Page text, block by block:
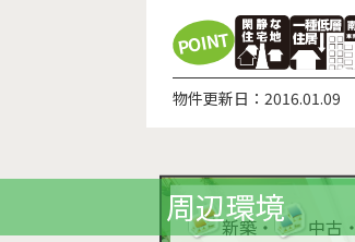
POINT
物件更新日： 2016.01.09
周辺環境
新築・ 中古 ・